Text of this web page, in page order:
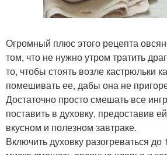
Огромный плюс этого рецепта
том, что не нужно утром тратить
то, чтобы стоять возле кастрюльки
помешивать ее, дабы она не
Достаточно просто смешать все
поставить в духовку, предоставив
вкусном и полезном завтраке.
Включить духовку разогреваться до